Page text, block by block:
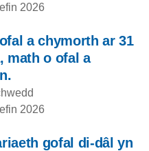
2026
a chymorth ar 31
math o ofal a
2026
gofal di-dâl yn